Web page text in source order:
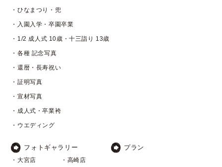
・ひなまつり・兜
・入園入学・卒園卒業
・1/2 成人式 10歳・十三詣り 13歳
・各種 記念写真
・還暦・長寿祝い
・証明写真
・宣材写真
・成人式・卒業袴
・ウエディング
フォトギャラリー
・大宮店 ・高崎店
プラン